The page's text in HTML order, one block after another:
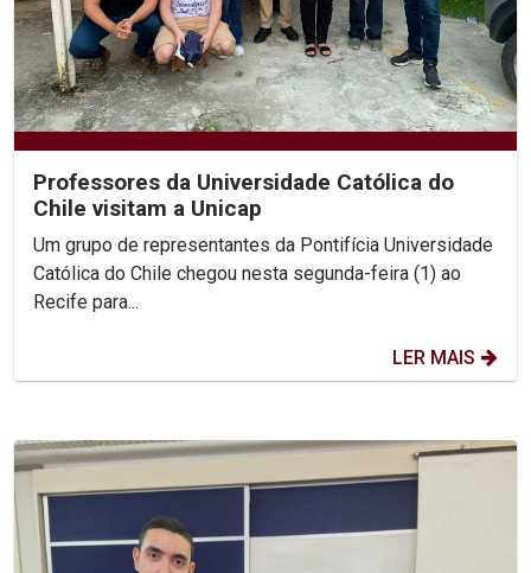
Professores da Universidade Católica do
Chile visitam a Unicap
Um grupo de representantes da Pontifícia Universidade
Católica do Chile chegou nesta segunda-feira (1) ao
Recife para...
LER MAIS